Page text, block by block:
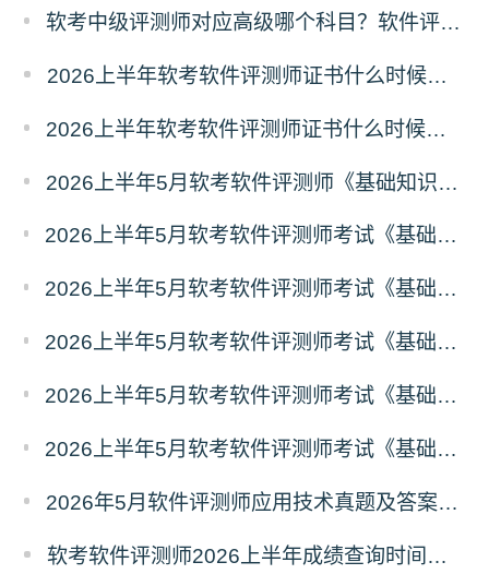
软考中级评测师对应高级哪个科目？软件评测师对应高级报考指南
2026上半年软考软件评测师证书什么时候能领取？
2026上半年软考软件评测师证书什么时候发放？怎么发放？
2026上半年5月软考软件评测师《基础知识》真题答案汇总
2026上半年5月软考软件评测师考试《基础知识》真题及答案（41-44）
2026上半年5月软考软件评测师考试《基础知识》真题及答案（31-40）
2026上半年5月软考软件评测师考试《基础知识》真题及答案（21-30）
2026上半年5月软考软件评测师考试《基础知识》真题及答案（11-20）
2026上半年5月软考软件评测师考试《基础知识》真题及答案（1-10）
2026年5月软件评测师应用技术真题及答案（考生回忆版）
软考软件评测师2026上半年成绩查询时间及入口